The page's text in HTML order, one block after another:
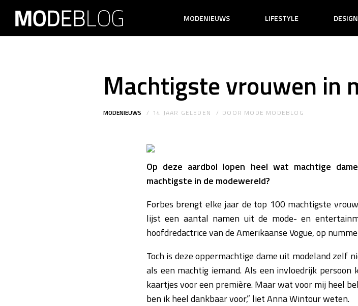
MODENIEUWS LIFESTYLE
Machtigste vrouwen in
MODENIEUWS 14 JAAR GELEDEN DOOR MODE MODEBLOG
Op deze aardbol lopen heel wat machtige
machtigste in de modewereld?
Forbes brengt elke jaar de top 100 machtigste
lijst een aantal namen uit de mode- en
hoofdredactrice van de Amerikaanse Vogue, op
Toch is deze oppermachtige dame uit modeland
als een machtig iemand. Als een invloedrijk
kaartjes voor een première. Maar wat voor mij heel
ben ik heel dankbaar voor,” liet Anna Wintour weten.